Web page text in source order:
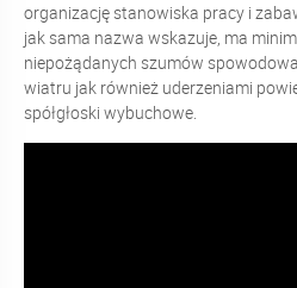
organizację stanowiska pracy i
jak sama nazwa wskazuje, ma
niepożądanych szumów
wiatru jak również uderzeniami
spółgłoski wybuchowe.